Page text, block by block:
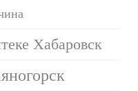
Хабаровск